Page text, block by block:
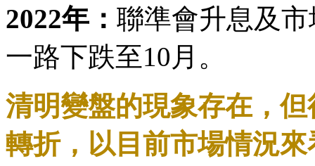
2022年： 聯準會升息及
一路下跌至10月。
清明變盤的現象存在，
轉折，以目前市場情況